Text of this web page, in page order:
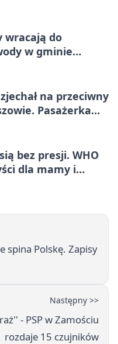
wracają do
w gminie
na przeciwny
Pasażerka
bez presji. WHO
dla mamy i
spina Polskę. Zapisy
Następny >>
- PSP w Zamościu
rozdaje 15 czujników